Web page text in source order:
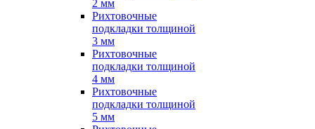
2 мм
Рихтовочные
подкладки толщиной
3 мм
Рихтовочные
подкладки толщиной
4 мм
Рихтовочные
подкладки толщиной
5 мм